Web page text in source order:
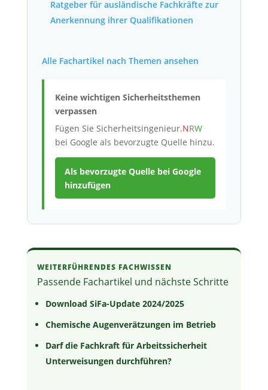
Ratgeber für ausländische Fachkräfte zur
Anerkennung ihrer Qualifikationen
Alle Fachartikel nach Themen ansehen
Keine wichtigen Sicherheitsthemen
verpassen
Fügen SieSicherheitsingenieur.NRW
bei Google als bevorzugte Quelle hinzu.
Als bevorzugte Quelle bei Google
hinzufügen
WEITERFÜHRENDES FACHWISSEN
Passende Fachartikel und nächste Schritte
Download SiFa-Update 2024/2025
Chemische Augenverätzungen im Betrieb
Darf die Fachkraft für Arbeitssicherheit
Unterweisungen durchführen?